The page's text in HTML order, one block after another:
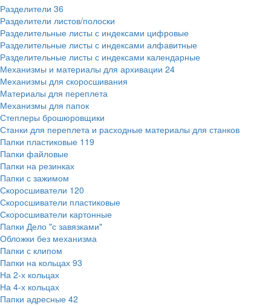
Разделители 36
Разделители листов/полоски
Разделительные листы с индексами цифровые
Разделительные листы с индексами алфавитные
Разделительные листы с индексами календарные
Механизмы и материалы для архивации 24
Механизмы для скоросшивания
Материалы для переплета
Механизмы для папок
Степлеры брошюровщики
Станки для переплета и расходные материалы для станков
Папки пластиковые 119
Папки файловые
Папки на резинках
Папки с зажимом
Скоросшиватели 120
Скоросшиватели пластиковые
Скоросшиватели картонные
Папки Дело "с завязками"
Обложки без механизма
Папки с клипом
Папки на кольцах 93
На 2-х кольцах
На 4-х кольцах
Папки адресные 42